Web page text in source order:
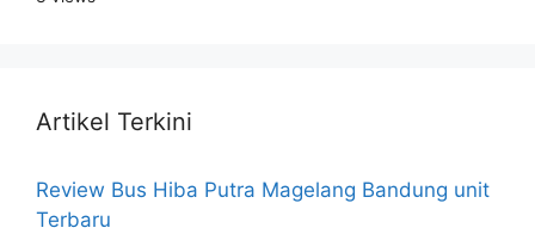
Artikel Terkini
Review Bus Hiba Putra Magelang Bandung unit
Terbaru